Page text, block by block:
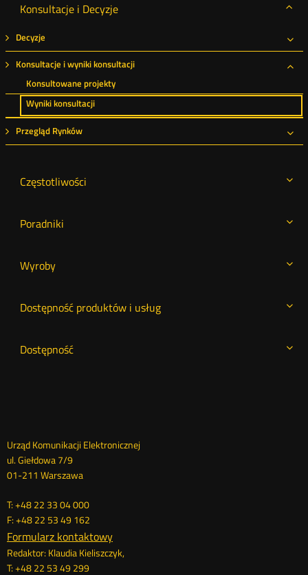
Konsultacje i Decyzje
Decyzje
Konsultacje i wyniki konsultacji
Konsultowane projekty
Wyniki konsultacji
Przegląd Rynków
Częstotliwości
Poradniki
Wyroby
Dostępność produktów i usług
Dostępność
Dane
kontaktowe
Urząd Komunikacji Elektronicznej
ul. Giełdowa 7/9
01-211 Warszawa
T: +48 22 33 04 000
F: +48 22 53 49 162
Formularz kontaktowy
Redaktor: Klaudia Kieliszczyk,
T: +48 22 53 49 299